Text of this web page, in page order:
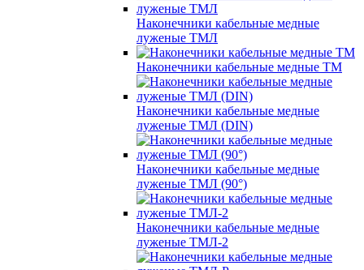
Наконечники кабельные медные
луженые ТМЛ
Наконечники кабельные медные ТМ
Наконечники кабельные медные
луженые ТМЛ (DIN)
Наконечники кабельные медные
луженые ТМЛ (90°)
Наконечники кабельные медные
луженые ТМЛ-2